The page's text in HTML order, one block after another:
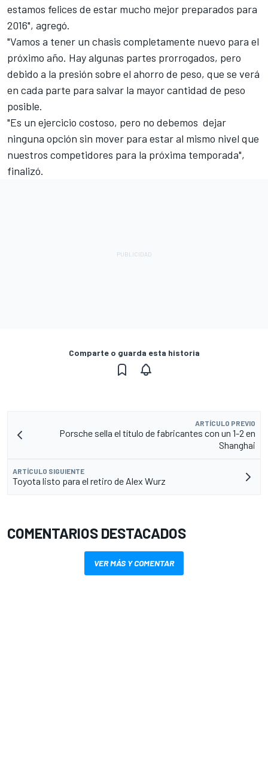
estamos felices de estar mucho mejor preparados para
2016", agregó.
"Vamos a tener un chasis completamente nuevo para el
próximo año. Hay algunas partes prorrogados, pero
debido a la presión sobre el ahorro de peso, que se verá
en cada parte para salvar la mayor cantidad de peso
posible.
"Es un ejercicio costoso, pero no debemos dejar
ninguna opción sin mover para estar al mismo nivel que
nuestros competidores para la próxima temporada",
finalizó.
Comparte o guarda esta historia
ARTÍCULO PREVIO
Porsche sella el título de fabricantes con un 1-2 en
Shanghai
ARTÍCULO SIGUIENTE
Toyota listo para el retiro de Alex Wurz
COMENTARIOS DESTACADOS
VER MÁS Y COMENTAR